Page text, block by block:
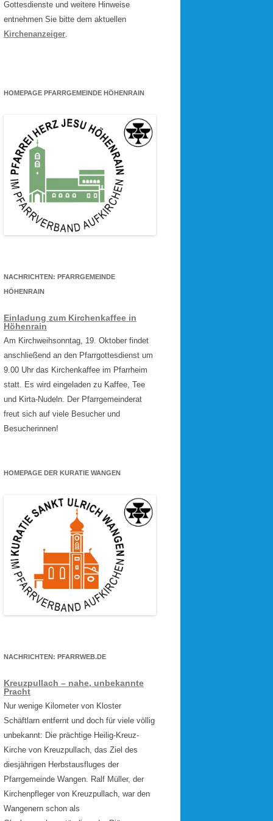
Gottesdienste und weitere Hinweise
entnehmen Sie bitte dem aktuellen
Kirchenanzeiger
HOMEPAGE PFARRGEMEINDE HÖHENRAIN
NACHRICHTEN: PFARRGEMEINDE
HÖHENRAIN
Einladung zum Kirchenkaffee in
Höhenrain
Am Kirchweihsonntag, 19. Oktober findet
anschließend an den Pfarrgottesdienst um
9.00 Uhr das Kirchenkaffee im Pfarrheim
statt. Es wird eingeladen zu Kaffee, Tee
und Kirta-Nudeln. Der Pfarrgemeinderat
freut sich auf viele Besucher und
Besucherinnen!
HOMEPAGE DER KURATIE WANGEN
NACHRICHTEN: PFARRWEB.DE
Kreuzpullach – nahe, unbekannte
Pracht
Nur wenige Kilometer von Kloster
Schäftlarn entfernt und doch für viele völlig
unbekannt: Die prächtige Heilig-Kreuz-
Kirche von Kreuzpullach, das Ziel des
diesjährigen Herbstausfluges der
Pfarrgemeinde Wangen. Ralf Müller, der
Kirchenpfleger von Kreuzpullach, war den
Wangenern schon als